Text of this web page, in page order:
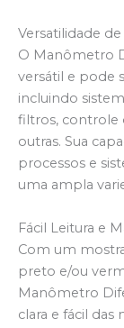
Versatilidade
O Manômetro
versátil e pode
incluindo
filtros, controle
outras. Sua
processos e
uma ampla
Fácil Leitura e
Com um
preto e/ou
Manômetro
clara e fácil das